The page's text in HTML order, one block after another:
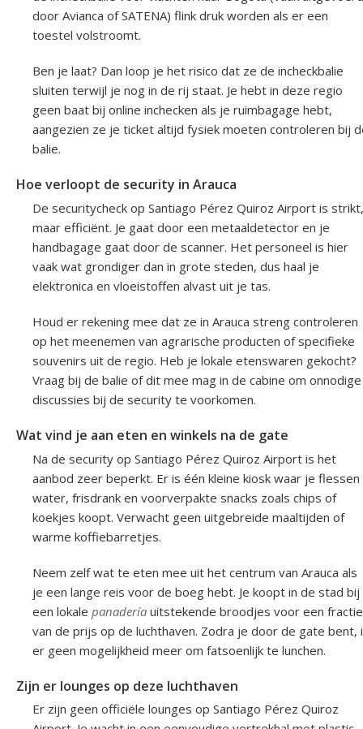
door Avianca of SATENA) flink druk worden als er een
toestel volstroomt.
Ben je laat? Dan loop je het risico dat ze de incheckbalie
sluiten terwijl je nog in de rij staat. Je hebt in deze regio
geen baat bij online inchecken als je ruimbagage hebt,
aangezien ze je ticket altijd fysiek moeten controleren bij
balie.
Hoe verloopt de security in Arauca
De securitycheck op Santiago Pérez Quiroz Airport is strikt,
maar efficiënt. Je gaat door een metaaldetector en je
handbagage gaat door de scanner. Het personeel is hier
vaak wat grondiger dan in grote steden, dus haal je
elektronica en vloeistoffen alvast uit je tas.
Houd er rekening mee dat ze in Arauca streng controleren
op het meenemen van agrarische producten of specifieke
souvenirs uit de regio. Heb je lokale etenswaren gekocht?
Vraag bij de balie of dit mee mag in de cabine om onnodige
discussies bij de security te voorkomen.
Wat vind je aan eten en winkels na de gate
Na de security op Santiago Pérez Quiroz Airport is het
aanbod zeer beperkt. Er is één kleine kiosk waar je flessen
water, frisdrank en voorverpakte snacks zoals chips of
koekjes koopt. Verwacht geen uitgebreide maaltijden of
warme koffiebarretjes.
Neem zelf wat te eten mee uit het centrum van Arauca als
je een lange reis voor de boeg hebt. Je koopt in de stad bij
een lokale panadería uitstekende broodjes voor een fractie
van de prijs op de luchthaven. Zodra je door de gate bent,
er geen mogelijkheid meer om fatsoenlijk te lunchen.
Zijn er lounges op deze luchthaven
Er zijn geen officiële lounges op Santiago Pérez Quiroz